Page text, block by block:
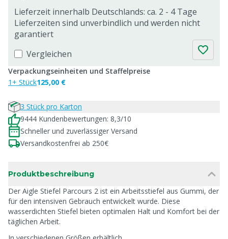
Lieferzeit innerhalb Deutschlands: ca. 2 - 4 Tage
Lieferzeiten sind unverbindlich und werden nicht
garantiert
Vergleichen
Verpackungseinheiten und Staffelpreise
1+ Stück125,00 €
3 Stück pro Karton
9444 Kundenbewertungen: 8,3/10
Schneller und zuverlässiger Versand
Versandkostenfrei ab 250€
Produktbeschreibung
Der Aigle Stiefel Parcours 2 ist ein Arbeitsstiefel aus Gummi, der
für den intensiven Gebrauch entwickelt wurde. Diese
wasserdichten Stiefel bieten optimalen Halt und Komfort bei der
täglichen Arbeit.